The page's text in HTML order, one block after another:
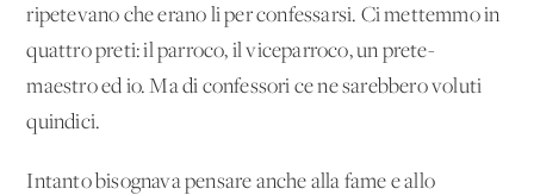
ripetevano che erano li per confessarsi. Ci mettemmo in
quattro preti: il parroco, il viceparroco, un prete-
maestro ed io. Ma di confessori ce ne sarebbero voluti
quindici.
Intanto bisognava pensare anche alla fame e allo